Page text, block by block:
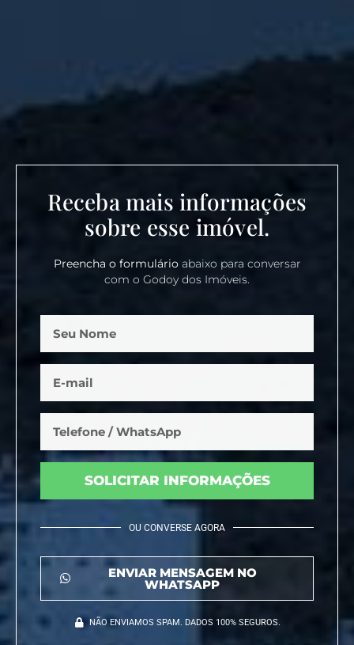
Receba mais informações
sobre esse imóvel.
Preencha o formulárioabaixo para conversar
com o Godoy dos Imóveis.
SOLICITAR INFORMAÇÕES
OU CONVERSE AGORA
ENVIAR MENSAGEM NO
WHATSAPP
NÃO ENVIAMOS SPAM. DADOS 100% SEGUROS.